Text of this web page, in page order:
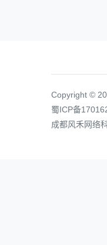
Copyright ©
蜀ICP备
成都风禾网络